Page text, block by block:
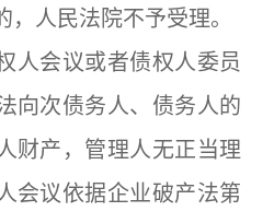
人民法院不予受理。
会议或者债权人委员
向次债务人、债务人的
财产，管理人无正当理
会议依据企业破产法第